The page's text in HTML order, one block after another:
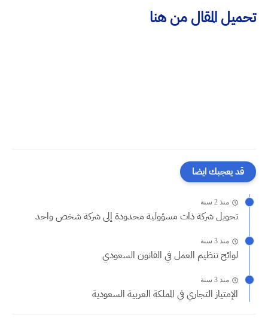
تحميل المقال من هنا
قد يعجبك ايضا
منذ 2 سنة
تحويل شركة ذات مسؤولية محدودة إلى شركة شخص واحد
منذ 3 سنة
لوائح تنظيم العمل في القانون السعودي
منذ 3 سنة
الإمتياز التجاري في المملكة العربية السعودية